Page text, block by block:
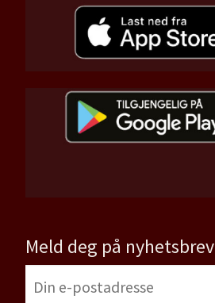
Meld deg på nyhetsbrev